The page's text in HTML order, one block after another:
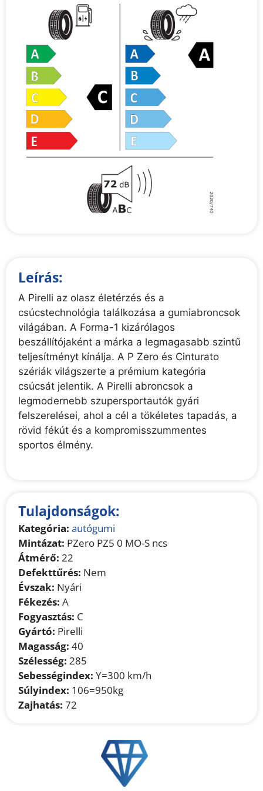
Leírás:
A Pirelli az olasz életérzés és a
csúcstechnológia találkozása a gumiabroncsok
világában. A Forma-1 kizárólagos
beszállítójaként a márka a legmagasabb szintű
teljesítményt kínálja. A P Zero és Cinturato
szériák világszerte a prémium kategória
csúcsát jelentik. A Pirelli abroncsok a
legmodernebb szupersportautók gyári
felszerelései, ahol a cél a tökéletes tapadás, a
rövid fékút és a kompromisszummentes
sportos élmény.
Tulajdonságok:
Kategória: autógumi
Mintázat: PZero PZ5 0 MO-S ncs
Átmérő: 22
Defekttűrés: Nem
Évszak: Nyári
Fékezés: A
Fogyasztás: C
Gyártó: Pirelli
Magasság: 40
Szélesség: 285
Sebességindex: Y=300 km/h
Súlyindex: 106=950kg
Zajhatás: 72